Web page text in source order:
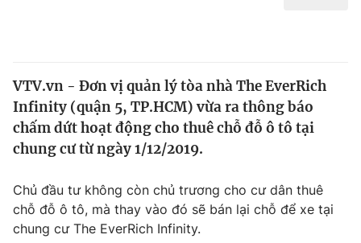
Thế giới
Tin tức
Thế giới đó đây
Câu chuyện quốc tế
Tài chính
Thị trường
Dữ liệu và đời sống
VTV.vn - Đơn vị quản lý tòa nhà The EverRich
Infinity (quận 5, TP.HCM) vừa ra thông báo
chấm dứt hoạt động cho thuê chỗ đỗ ô tô tại
chung cư từ ngày 1/12/2019.
Chủ đầu tư không còn chủ trương cho cư dân thuê
chỗ đỗ ô tô, mà thay vào đó sẽ bán lại chỗ để xe tại
chung cư The EverRich Infinity.